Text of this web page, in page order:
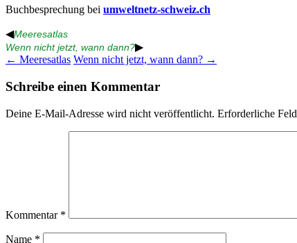
Buchbesprechung bei umweltnetz-schweiz.ch
◀Meeresatlas
Wenn nicht jetzt, wann dann?▶
Beitragsnavigation
← Meeresatlas Wenn nicht jetzt, wann dann? →
Schreibe einen Kommentar
Deine E-Mail-Adresse wird nicht veröffentlicht. Erforderliche
Kommentar *
Name *